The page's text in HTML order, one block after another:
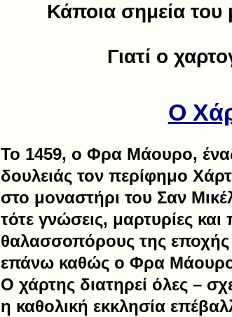
Κάποια σημεία του
Γιατί ο
Ο
Το 1459, ο Φρα Μάουρο,
δουλειάς τον περίφημο
στο μοναστήρι του Σαν
τότε γνώσεις, μαρτυρίες
θαλασσοπόρους της εποχής
επάνω καθώς ο Φρα Μάουρο
Ο χάρτης διατηρεί όλες –
η καθολική εκκλησία